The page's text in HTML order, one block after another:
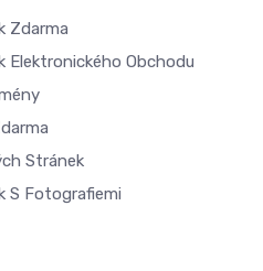
Zdarma
Elektronického Obchodu
Stránek
S Fotografiemi